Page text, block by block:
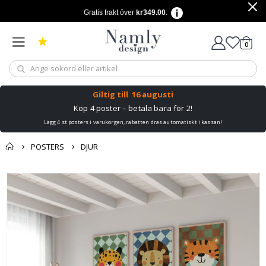
Gratis frakt över kr349.00.
0
Giltig till 16 augusti
Köp 4 poster – betala bara för 2!
Lägg 4 st posters i varukorgen, rabatten dras automatiskt i kassan!
POSTERS DJUR
Du kanske också
gillar detta ✔
Kundvagn
Hoppa
till
slutet
bildgalleriet